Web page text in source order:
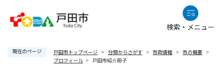
検索・メニュー
現在のページ 戸田市トップページ > 分類からさがす > 市政情報 > 市の概要 >
プロフィール > 戸田市紹介冊子